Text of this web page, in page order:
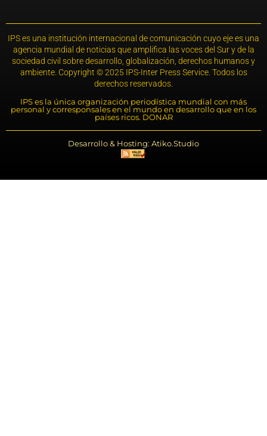
IPS es una institución internacional de comunicación cuyo eje es una
agencia mundial de noticias que amplifica las voces del Sur y de la
sociedad civil sobre desarrollo, globalización, derechos humanos y
ambiente. Copyright © 2025 IPS-Inter Press Service. Todos los
derechos reservados.
IPS es la única organización periodística mundial con más
personal y corresponsales en el mundo en desarrollo que en los
países ricos. DONAR
Desarrollo & Hosting: Atiko.Studio